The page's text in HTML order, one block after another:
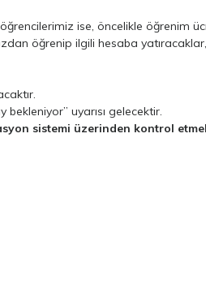
ise, öncelikle öğrenim
öğrenip ilgili hesaba
uyarısı gelecektir.
sistemi üzerinden kontrol